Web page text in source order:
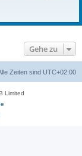
Gehe zu
Zeiten sind UTC+02:00
Limited